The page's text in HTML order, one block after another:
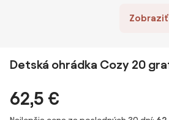
Zobraziť
Detská ohrádka Cozy 20
62,5 €